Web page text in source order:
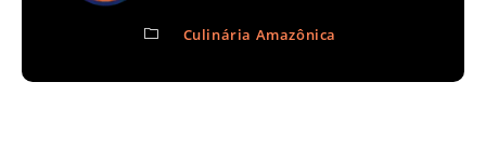
Culinária Amazônica